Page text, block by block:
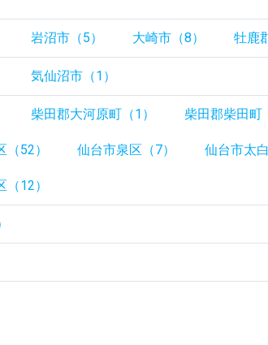
岩沼市（5） 大崎市（8） 牡鹿
気仙沼市（1）
柴田郡大河原町（1） 柴田郡柴田町
52） 仙台市泉区（7） 仙台市太
12）